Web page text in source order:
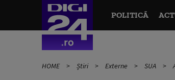
POLITICĂ
HOME Știri Externe SUA